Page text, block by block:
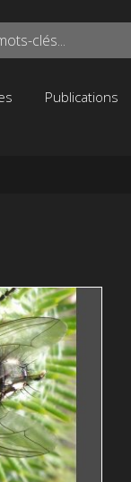
clés...
Publications